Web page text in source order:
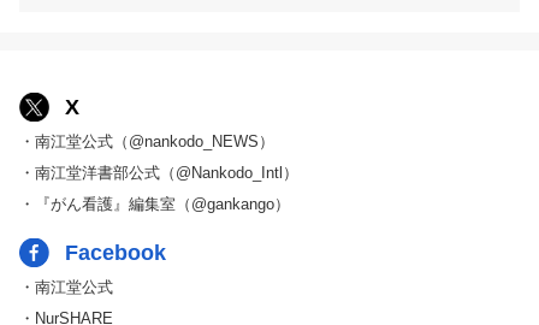
X
・南江堂公式（@nankodo_NEWS）
・南江堂洋書部公式（@Nankodo_Intl）
・『がん看護』編集室（@gankango）
Facebook
・南江堂公式
・NurSHARE